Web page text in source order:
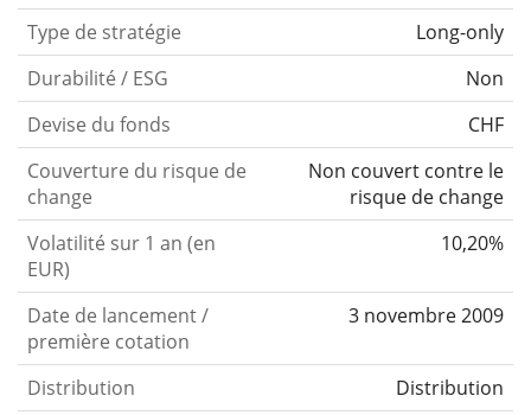
Type de stratégie
Long-only
Durabilité / ESG
Non
Devise du fonds
CHF
Couverture du risque de
change
Non couvert contre le
risque de change
Volatilité sur 1 an (en
EUR)
10,20%
Date de lancement /
première cotation
3 novembre 2009
Distribution
Distribution